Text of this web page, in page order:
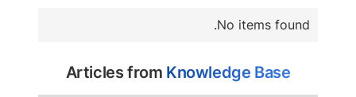
No items found.
Articles from Knowledge Base